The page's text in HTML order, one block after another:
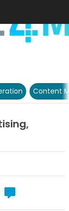
Content